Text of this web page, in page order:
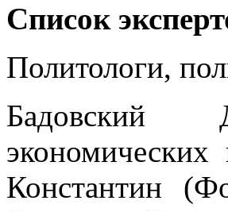
Список
Политологи,
Бадовский
Константин